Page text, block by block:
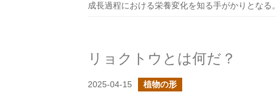
成長過程における栄養変化を知る手がかりとなる。
リョクトウとは何だ？
2025-04-15 植物の形